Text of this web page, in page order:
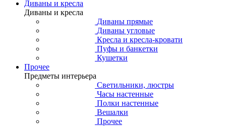
Диваны и кресла
Диваны и кресла
Диваны прямые
Диваны угловые
Кресла и кресла-кровати
Пуфы и банкетки
Кушетки
Прочее
Предметы интерьера
Светильники, люстры
Часы настенные
Полки настенные
Вешалки
Прочее